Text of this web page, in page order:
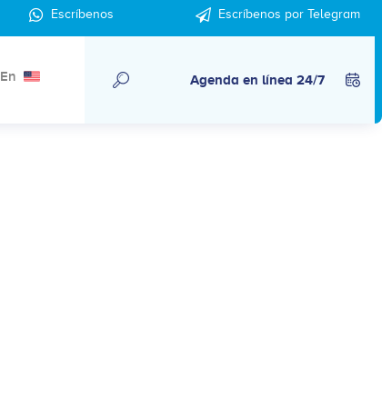
Escríbenos Escríbenos por Telegram
En Agenda en línea 24/7